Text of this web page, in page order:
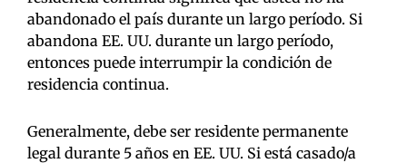
abandonado el país durante un largo período. Si
abandona EE. UU. durante un largo período,
entonces puede interrumpir la condición de
residencia continua.
Generalmente, debe ser residente permanente
legal durante 5 años en EE. UU. Si está casado/a